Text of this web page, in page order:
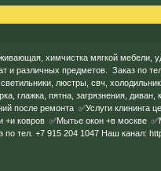
химчистка мягкой мебели,
и различных предметов. Заказ по
люстры, свч,
глажка, пятна, загрязнения,
ремонта ✅Услуги клининга
ковров ✅Мытье окон +в москве
по тел. +7 915 204 1047 Наш канал: